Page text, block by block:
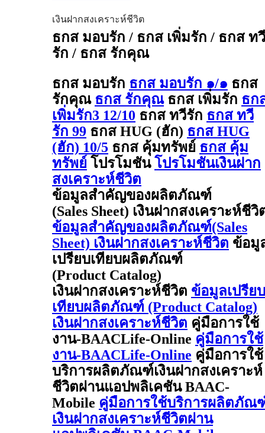
เงินฝากสงเคราะห์ชีวิต
ธกส มอบรัก / ธกส เพิ่มรัก / ธกส ทวี
รัก / ธกส รักคุณ
ธกส มอบรัก ธกส มอบรัก ๑/๑ ธกส
รักคุณ ธกส รักคุณ ธกส เพิ่มรัก ธก
เพิ่มรัก3 12/10 ธกส ทวีรัก ธกส ทวี
รัก 99 ธกส HUG (ฮัก) ธกส HUG
(ฮัก) 10/5 ธกส คุ้มทรัพย์ ธกส คุ้ม
ทรัพย์ โปรโมชัน โปรโมชันเงินฝาก
สงเคราะห์ชีวิต
ข้อมูลสำคัญของผลิตภัณฑ์
(Sales Sheet) เงินฝากสงเคราะห์ชีวิ
ข้อมูลสำคัญของผลิตภัณฑ์(Sales
Sheet) เงินฝากสงเคราะห์ชีวิต ข้อมู
เปรียบเทียบผลิตภัณฑ์
(Product Catalog)
เงินฝากสงเคราะห์ชีวิต ข้อมูลเปรียบ
เทียบผลิตภัณฑ์ (Product Catalog)
เงินฝากสงเคราะห์ชีวิต คู่มือการใช้
งาน-BAACLife-Online คู่มือการใช้
งาน-BAACLife-Online คู่มือการใช้
บริการผลิตภัณฑ์เงินฝากสงเคราะห์
ชีวิตผ่านแอปพลิเคชัน BAAC-
Mobile คู่มือการใช้บริการผลิตภัณ
เงินฝากสงเคราะห์ชีวิตผ่าน